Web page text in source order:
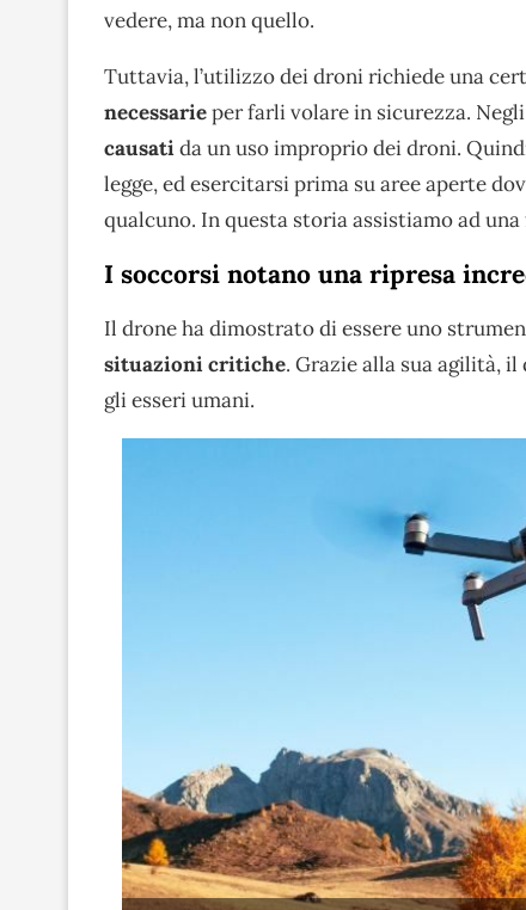
vedere, ma non quello.
Tuttavia, l’utilizzo dei droni richiede una
necessarieper farli volare in sicurezza.
causatida un uso improprio dei droni.
legge, ed esercitarsi prima su aree aperte
qualcuno. In questa storia assistiamo ad
I soccorsi notano una ripresa
Il drone ha dimostrato di essere uno
situazioni critiche. Grazie alla sua agilità,
gli esseri umani.